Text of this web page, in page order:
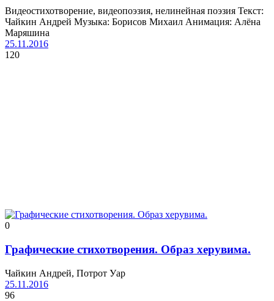
Видеостихотворение, видеопоэзия, нелинейная поэзия Текст:
Чайкин Андрей Музыка: Борисов Михаил Анимация: Алёна
Маряшина
25.11.2016
120
0
Графические стихотворения. Образ херувима.
Чайкин Андрей, Потрот Уар
25.11.2016
96